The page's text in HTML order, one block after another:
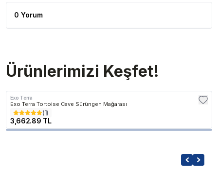
0 Yorum
Ürünlerimizi Keşfet!
Exo Terra
Exo Terra Tortoise Cave Sürüngen Mağarası
(1)
3,662.89 TL